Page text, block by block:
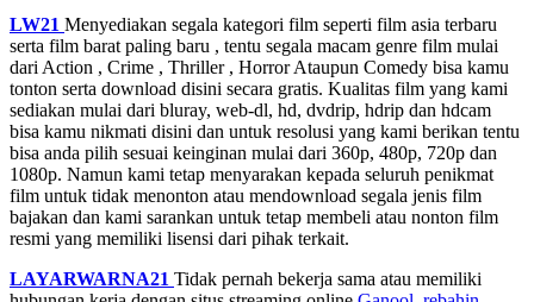
LW21 Menyediakan segala kategori film seperti film asia terbaru
serta film barat paling baru , tentu segala macam genre film mulai
dari Action , Crime , Thriller , Horror Ataupun Comedy bisa kamu
tonton serta download disini secara gratis. Kualitas film yang kami
sediakan mulai dari bluray, web-dl, hd, dvdrip, hdrip dan hdcam
bisa kamu nikmati disini dan untuk resolusi yang kami berikan tentu
bisa anda pilih sesuai keinginan mulai dari 360p, 480p, 720p dan
1080p. Namun kami tetap menyarakan kepada seluruh penikmat
film untuk tidak menonton atau mendownload segala jenis film
bajakan dan kami sarankan untuk tetap membeli atau nonton film
resmi yang memiliki lisensi dari pihak terkait.
LAYARWARNA21 Tidak pernah bekerja sama atau memiliki